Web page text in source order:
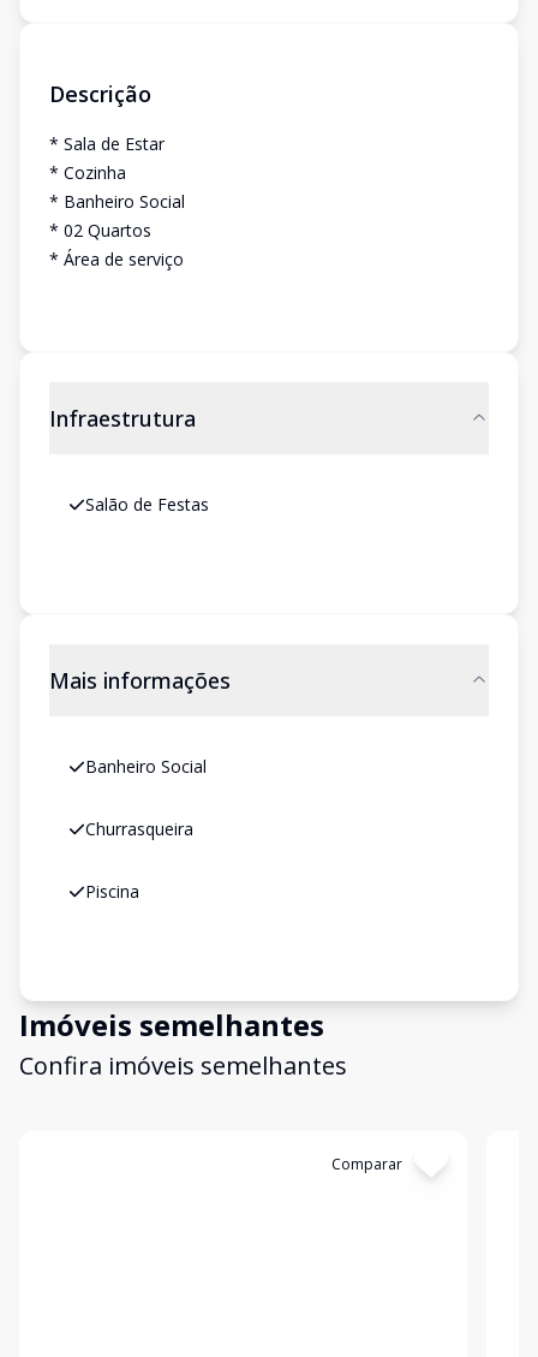
Descrição
* Sala de Estar
* Cozinha
* Banheiro Social
* 02 Quartos
* Área de serviço
Infraestrutura
Salão de Festas
Mais informações
Banheiro Social
Churrasqueira
Piscina
Imóveis semelhantes
Confira imóveis semelhantes
Comparar